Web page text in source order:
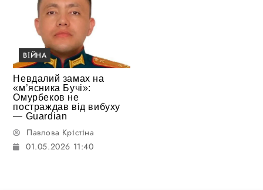
ВІЙНА
Невдалий замах на
«м’ясника Бучі»:
Омурбеков не
постраждав від вибуху
— Guardian
Павлова Крістіна
01.05.2026 11:40